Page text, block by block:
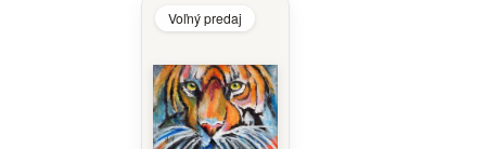
Voľný predaj